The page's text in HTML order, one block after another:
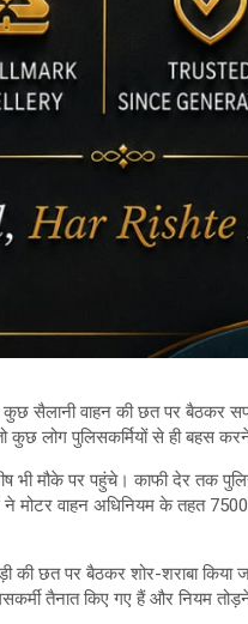
कुछ सैलानी वाहन की छत पर
कुछ लोग पुलिसकर्मियों से ही बहस
भी मौके पर पहुंचे। काफी देर तक
मोटर वाहन अधिनियम के तहत
की छत पर बैठकर शोर-शराबा
तैनात किए गए हैं और नियम तोड़ने